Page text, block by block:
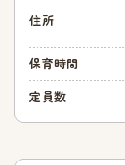
住所
保育時間
定員数